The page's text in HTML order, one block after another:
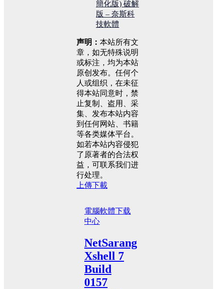
簡化版) 破解
版 – 奈斯科
技軟體
声明： 本站所有文
章，如无特殊说明
或标注，均为本站
原创发布。任何个
人或组织，在未征
得本站同意时，禁
止复制、盗用、采
集、发布本站内容
到任何网站、书籍
等各类媒体平台。
如若本站内容侵犯
了原著者的合法权
益，可联系我们进
行处理。
上傳下載
電腦軟體下载
中心
NetSarang
Xshell 7
Build
0157